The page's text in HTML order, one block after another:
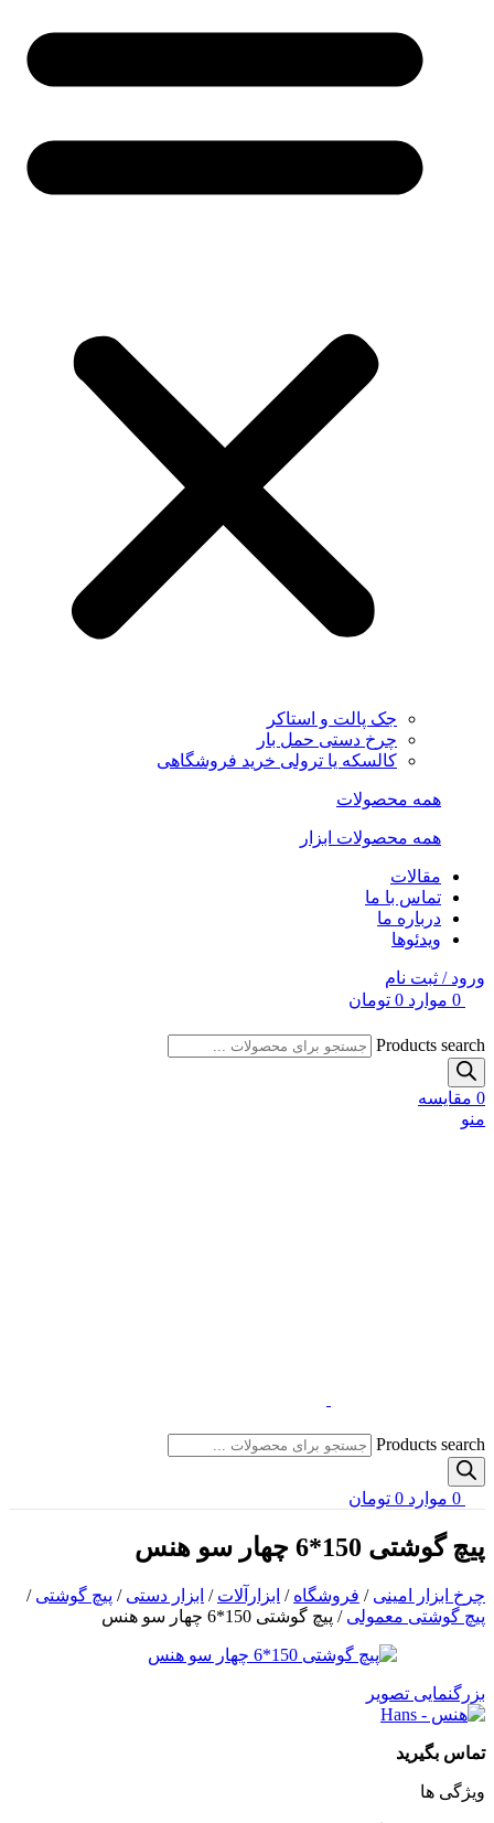
جک پالت و استاکر
چرخ دستی حمل بار
کالسکه یا ترولی خرید فروشگاهی
همه محصولات
همه محصولات ابزار
مقالات
تماس با ما
درباره ما
ویدئوها
ورود / ثبت نام
0 موارد 0 تومان
Products search
0 مقایسه
منو
Products search
0 موارد 0 تومان
پیچ گوشتی 150*6 چهار سو هنس
چرخ ابزار امینی / فروشگاه / ابزارآلات / ابزار دستی / پیچ گوشتی /
پیچ گوشتی معمولی / پیچ گوشتی 150*6 چهار سو هنس
بزرگنمایی تصویر
تماس بگیرید
ویژگی ها